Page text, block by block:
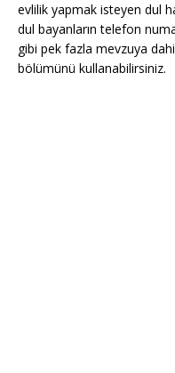
evlilik yapmak isteyen dul
dul bayanların telefon
gibi pek fazla mevzuya
bölümünü kullanabilirsiniz.